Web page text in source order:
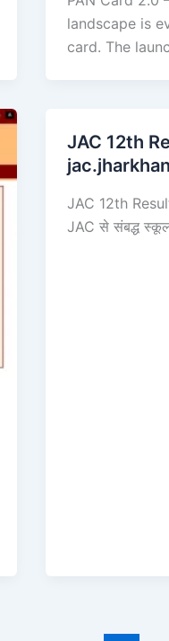
landscape is
card. The
JAC 12th
JAC 12th
JAC से संबद्ध